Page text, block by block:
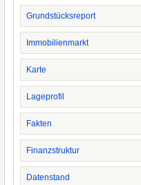
Grundstücksreport
Immobilienmarkt
Karte
Lageprofil
Fakten
Finanzstruktur
Datenstand